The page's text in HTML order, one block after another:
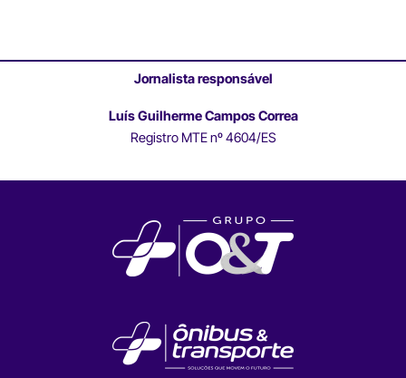
Jornalista responsável
Luís Guilherme Campos Correa
Registro MTE nº 4604/ES